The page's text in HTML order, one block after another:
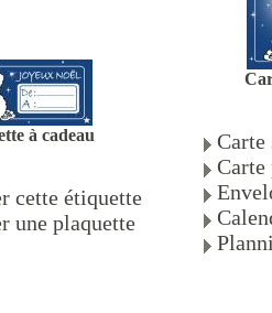
à cadeau
cette étiquette
une plaquette